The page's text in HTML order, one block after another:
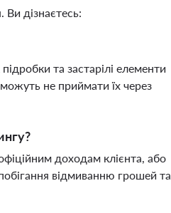
Ви дізнаєтесь:
та застарілі елементи
не приймати їх через
доходам клієнта, або
відмиванню грошей та